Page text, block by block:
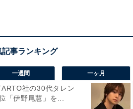
、初めから終わりまで一貫して
じるから（25歳女性）」「壮大
ていると思えるから（56歳男
丁寧な作画に作品への愛を感じ
りました。
一週間 一ヶ月
社の30代タレン
「伊野尾慧」を...